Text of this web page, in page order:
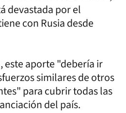
devastada por el
con Rusia desde
este aporte "debería ir
similares de otros
para cubrir todas las
del país.